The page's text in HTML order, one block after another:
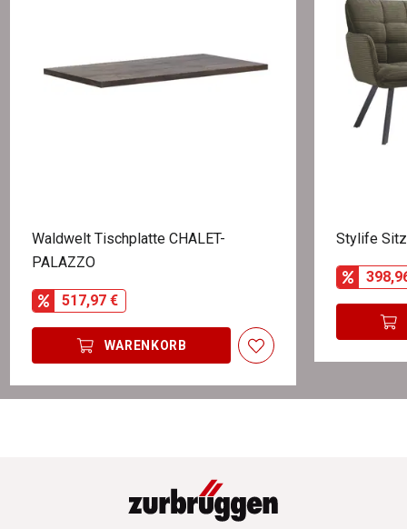
Waldwelt Tischplatte CHALET-
PALAZZO
517,97 €
WARENKORB
Stylife